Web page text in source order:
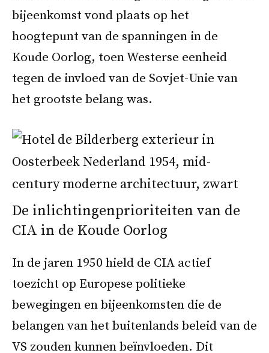
bijeenkomst vond plaats op het
hoogtepunt van de spanningen in de
Koude Oorlog, toen Westerse eenheid
tegen de invloed van de Sovjet-Unie van
het grootste belang was.
De inlichtingenprioriteiten van de
CIA in de Koude Oorlog
In de jaren 1950 hield de CIA actief
toezicht op Europese politieke
bewegingen en bijeenkomsten die de
belangen van het buitenlands beleid van de
VS zouden kunnen beïnvloeden. Dit